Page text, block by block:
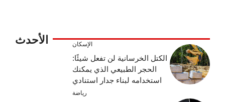
الأحدث الإسكان
الكتل الخرسانية لن تفعل شيئًا:
الحجر الطبيعي الذي يمكنك
استخدامه لبناء جدار استنادي
رياضة